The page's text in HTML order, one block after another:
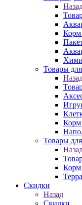
Корм
Товары
Корм
Товары
Корм
Скидки
Назад
Скидки